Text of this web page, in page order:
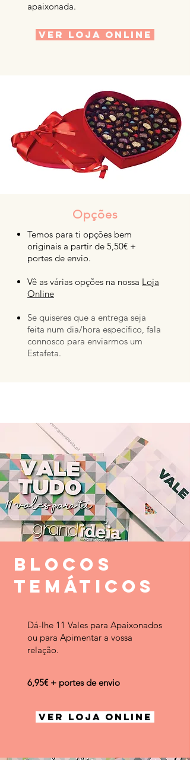
apaixonada.
VER LOJA ONLINE
Opções
Temos para ti opções bem
originais a partir de 5,50€ +
portes de envio.
Vê as várias opções na nossa Loja
Online
Se quiseres que a entrega seja
feita num dia/hora específico, fala
connosco para enviarmos um
Estafeta.
BLOCOS
TEMÁTICOS
Dá-lhe 11 Vales para Apaixonados
ou para Apimentar a vossa
relação.
6,95€ + portes de envio
VER LOJA ONLINE